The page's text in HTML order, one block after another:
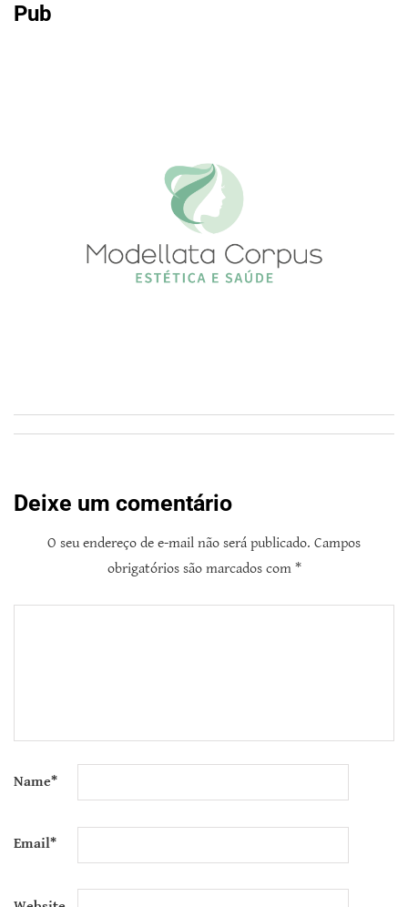
Pub
Deixe um comentário
O seu endereço de e-mail não será publicado. Campos
obrigatórios são marcados com *
Name*
Email*